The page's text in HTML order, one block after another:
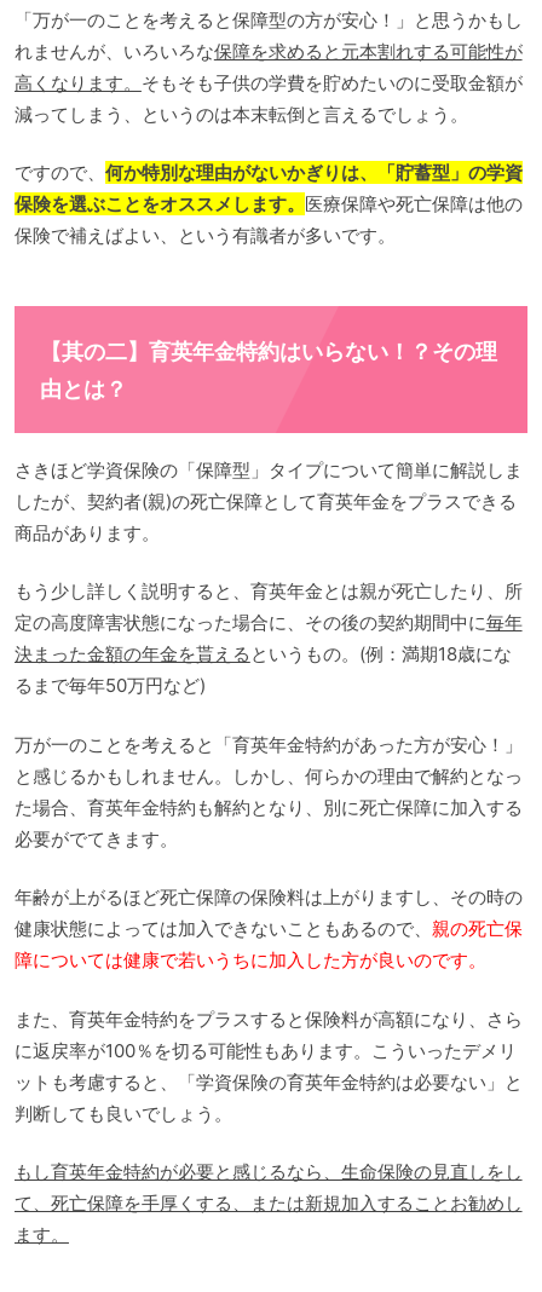
「万が一のことを考えると保障型の方が安心！」と思うかもし
れませんが、いろいろな保障を求めると元本割れする可能性が
高くなります。 そもそも子供の学費を貯めたいのに受取金額が
減ってしまう、というのは本末転倒と言えるでしょう。
ですので、 何か特別な理由がないかぎりは、「貯蓄型」の学資
保険を選ぶことをオススメします。 医療保障や死亡保障は他の
保険で補えばよい、という有識者が多いです。
【其の二】育英年金特約はいらない！？その理
由とは？
さきほど学資保険の「保障型」タイプについて簡単に解説しま
したが、契約者(親)の死亡保障として育英年金をプラスできる
商品があります。
もう少し詳しく説明すると、育英年金とは親が死亡したり、所
定の高度障害状態になった場合に、その後の契約期間中に毎年
決まった金額の年金を貰える というもの。(例：満期18歳にな
るまで毎年50万円など)
万が一のことを考えると「育英年金特約があった方が安心！」
と感じるかもしれません。しかし、何らかの理由で解約となっ
た場合、育英年金特約も解約となり、別に死亡保障に加入する
必要がでてきます。
年齢が上がるほど死亡保障の保険料は上がりますし、その時の
健康状態によっては加入できないこともあるので、 親の死亡保
障については健康で若いうちに加入した方が良いのです。
また、育英年金特約をプラスすると保険料が高額になり、さら
に返戻率が100％を切る可能性もあります。こういったデメリ
ットも考慮すると、「学資保険の育英年金特約は必要ない」と
判断しても良いでしょう。
もし育英年金特約が必要と感じるなら、生命保険の見直しをし
て、死亡保障を手厚くする、または新規加入することお勧めし
ます。